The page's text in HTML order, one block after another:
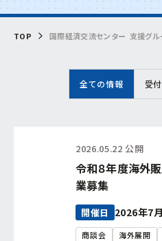
イベント・セミナーを受
経営相談したい
販路を拡大したい
産学官で連携したい
企画管理課
イノベーション推進センター
連携促進課
ものづくり研究開発センター
中小企業支援センター
お問い
TOP 国際経済交流センター 支援グル
全ての情報 受
2026.05.22 公開
令和８年度海外
業募集
開催日 2026年7月
商談会 海外展開